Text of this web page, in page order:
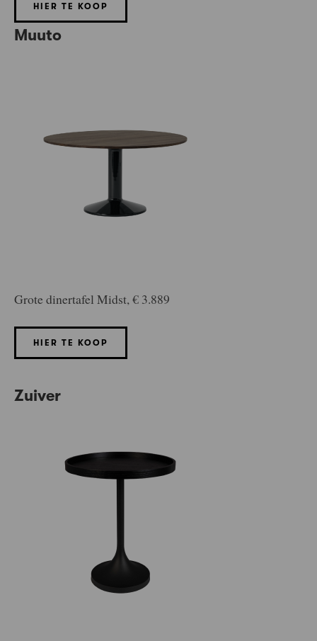
HIER TE KOOP
Muuto
Grote dinertafel Midst, € 3.889
HIER TE KOOP
Zuiver